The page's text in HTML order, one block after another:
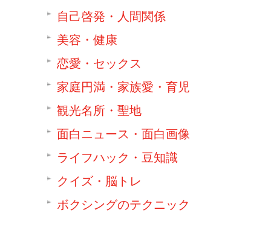
自己啓発・人間関係
美容・健康
恋愛・セックス
家庭円満・家族愛・育児
観光名所・聖地
面白ニュース・面白画像
ライフハック・豆知識
クイズ・脳トレ
ボクシングのテクニック